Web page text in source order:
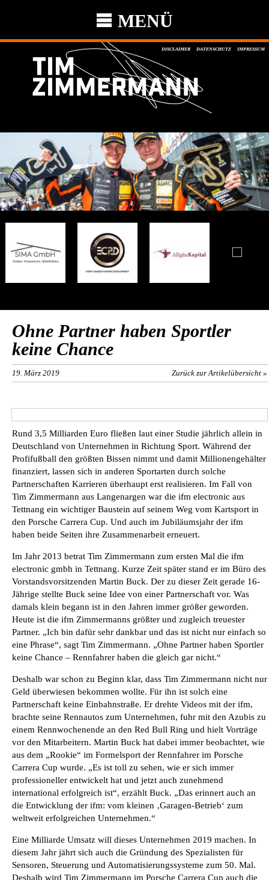
MENÜ
DISCLAIMER DATENSCHUTZ IMPRESSUM
Ohne Partner haben Sportler
keine Chance
19. März 2019 Zurück zur Artikelübersicht »
Rund 3,5 Milliarden Euro fließen laut einer Studie jährlich allein in
Deutschland von Unternehmen in Richtung Sport. Während der
Profifußball den größten Bissen nimmt und damit Millionengehälter
finanziert, lassen sich in anderen Sportarten durch solche
Partnerschaften Karrieren überhaupt erst realisieren. Im Fall von
Tim Zimmermann aus Langenargen war die ifm electronic aus
Tettnang ein wichtiger Baustein auf seinem Weg vom Kartsport in
den Porsche Carrera Cup. Und auch im Jubiläumsjahr der ifm
haben beide Seiten ihre Zusammenarbeit erneuert.
Im Jahr 2013 betrat Tim Zimmermann zum ersten Mal die ifm
electronic gmbh in Tettnang. Kurze Zeit später stand er im Büro des
Vorstandsvorsitzenden Martin Buck. Der zu dieser Zeit gerade 16-
Jährige stellte Buck seine Idee von einer Partnerschaft vor. Was
damals klein begann ist in den Jahren immer größer geworden.
Heute ist die ifm Zimmermanns größter und zugleich treuester
Partner. „Ich bin dafür sehr dankbar und das ist nicht nur einfach so
eine Phrase“, sagt Tim Zimmermann. „Ohne Partner haben Sportler
keine Chance – Rennfahrer haben die gleich gar nicht.“
Deshalb war schon zu Beginn klar, dass Tim Zimmermann nicht nur
Geld überwiesen bekommen wollte. Für ihn ist solch eine
Partnerschaft keine Einbahnstraße. Er drehte Videos mit der ifm,
brachte seine Rennautos zum Unternehmen, fuhr mit den Azubis zu
einem Rennwochenende an den Red Bull Ring und hielt Vorträge
vor den Mitarbeitern. Martin Buck hat dabei immer beobachtet, wie
aus dem „Rookie“ im Formelsport der Rennfahrer im Porsche
Carrera Cup wurde. „Es ist toll zu sehen, wie er sich immer
professioneller entwickelt hat und jetzt auch zunehmend
international erfolgreich ist“, erzählt Buck. „Das erinnert auch an
die Entwicklung der ifm: vom kleinen ‚Garagen-Betrieb‘ zum
weltweit erfolgreichen Unternehmen.“
Eine Milliarde Umsatz will dieses Unternehmen 2019 machen. In
diesem Jahr jährt sich auch die Gründung des Spezialisten für
Sensoren, Steuerung und Automatisierungssysteme zum 50. Mal.
Deshalb wird Tim Zimmermann im Porsche Carrera Cup auch die